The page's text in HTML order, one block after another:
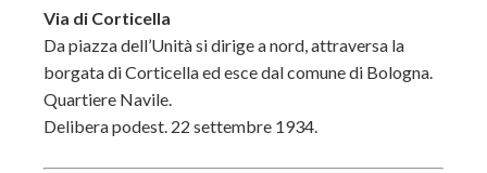
Via di Corticella
Da piazza dell’Unità si dirige a nord, attraversa la
borgata di Corticella ed esce dal comune di Bologna.
Quartiere Navile.
Delibera podest. 22 settembre 1934.